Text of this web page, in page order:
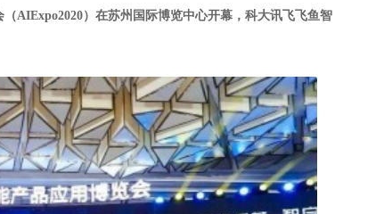
AIExpo2020）在苏州国际博览中心开幕，科大讯飞飞鱼智